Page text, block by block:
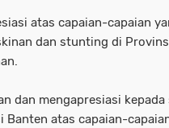
atas capaian-capaian
dan stunting di
dan mengapresiasi kepada
Banten atas capaian-